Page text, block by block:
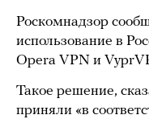
Роскомнадзор
использование в
Opera VPN и
Такое решение,
приняли «в